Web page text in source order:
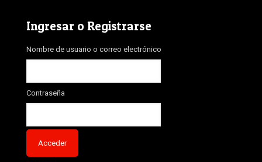
Ingresar o Registrarse
Nombre de usuario o correo electrónico
Contraseña